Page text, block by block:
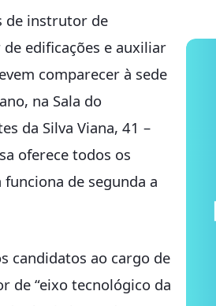
de instrutor de
edificações e auxiliar
comparecer à sede
na Sala do
da Silva Viana, 41 –
oferece todos os
funciona de segunda a
candidatos ao cargo de
de “eixo tecnológico da